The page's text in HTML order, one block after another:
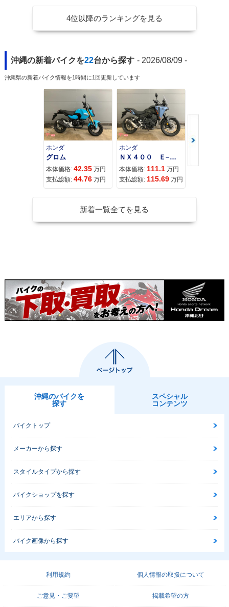
4位以降のランキングを見る
沖縄の新着バイクを22台から探す - 2026/08/09 -
沖縄県の新着バイク情報を1時間に1回更新しています
ホンダ
グロム
本体価格: 42.35 万円
支払総額: 44.76 万円
ホンダ
ＮＸ４００ Ｅ−Ｃｌｕｔｃｈ
本体価格: 111.1 万円
支払総額: 115.69 万円
新着一覧全てを見る
沖縄のバイクを
探す
スペシャル
コンテンツ
バイクトップ
メーカーから探す
スタイルタイプから探す
バイクショップを探す
エリアから探す
バイク画像から探す
利用規約 個人情報の取扱について
ご意見・ご要望 掲載希望の方